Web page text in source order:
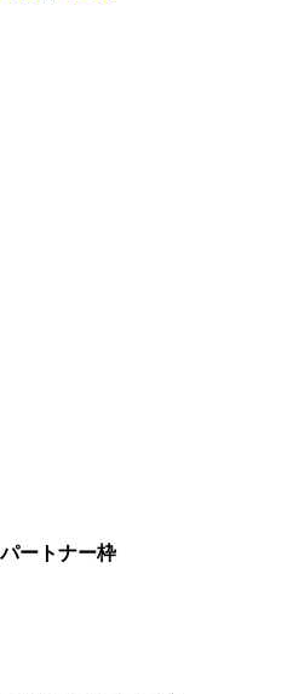
パートナー枠